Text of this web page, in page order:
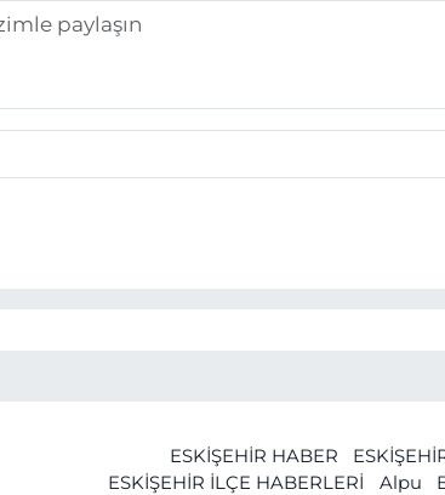
ESKİŞEHİR HABER
ESKİŞEHİR İLÇE HABERLERİ
Alpu